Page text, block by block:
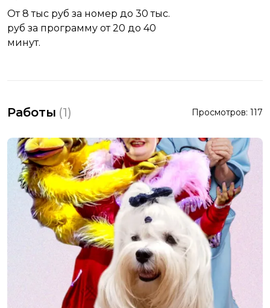
От 8 тыс руб за номер до 30 тыс.
руб за программу от 20 до 40
минут.
Работы (1) Просмотров: 117